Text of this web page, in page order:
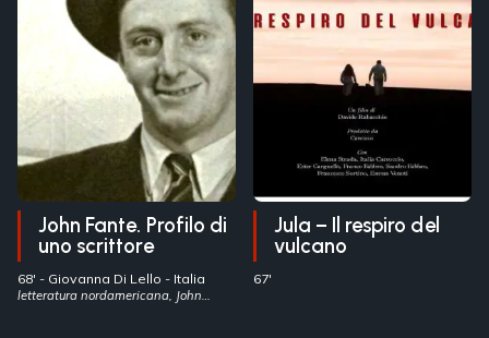
John Fante. Profilo di
uno scrittore
68' - Giovanna Di Lello - Italia
letteratura nordamericana, John
Jula – Il respiro del
vulcano
67'